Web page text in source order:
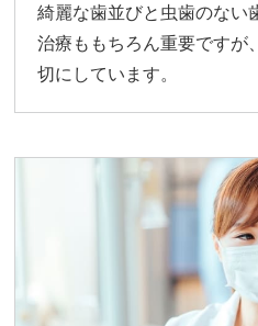
綺麗な歯並びと虫歯のない
治療ももちろん重要ですが
切にしています。